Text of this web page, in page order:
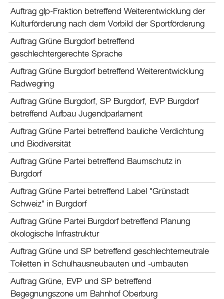
Gemeindewahlen 2024
Gemeindewahlen 2020
Gemeindewahlen 2016
Wirtschaft
Aktuelles
Burgdorf baut
Home
Veranstaltungskalender
Stadtplan
Drucken
Login
Auftrag glp-Fraktion betreffend Weiterentwicklung der
Kulturförderung nach dem Vorbild der Sportförderung
Auftrag Grüne Burgdorf betreffend
geschlechtergerechte Sprache
Auftrag Grüne Burgdorf betreffend Weiterentwicklung
Radwegring
Auftrag Grüne Burgdorf, SP Burgdorf, EVP Burgdorf
betreffend Aufbau Jugendparlament
Auftrag Grüne Partei betreffend bauliche Verdichtung
und Biodiversität
Auftrag Grüne Partei betreffend Baumschutz in
Burgdorf
Auftrag Grüne Partei betreffend Label "Grünstadt
Schweiz" in Burgdorf
Auftrag Grüne Partei Burgdorf betreffend Planung
ökologische Infrastruktur
Auftrag Grüne und SP betreffend geschlechterneutrale
Toiletten in Schulhausneubauten und -umbauten
Auftrag Grüne, EVP und SP betreffend
Begegnungszone um Bahnhof Oberburg